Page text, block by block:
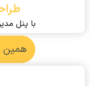
با پنل
همین